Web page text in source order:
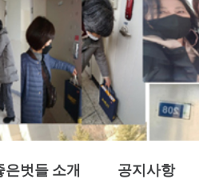
은벗들 소개 공지사항